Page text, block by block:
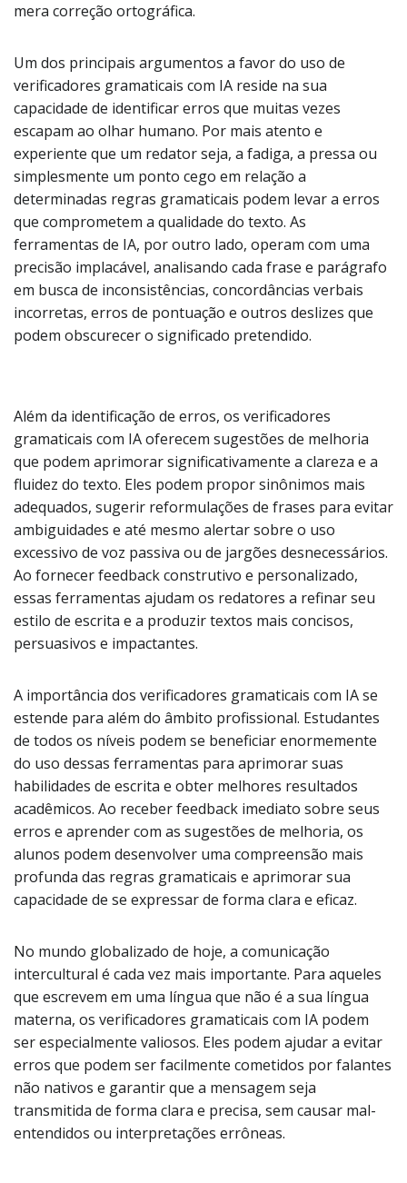
mera correção ortográfica.
Um dos principais argumentos a favor do uso de
verificadores gramaticais com IA reside na sua
capacidade de identificar erros que muitas vezes
escapam ao olhar humano. Por mais atento e
experiente que um redator seja, a fadiga, a pressa ou
simplesmente um ponto cego em relação a
determinadas regras gramaticais podem levar a erros
que comprometem a qualidade do texto. As
ferramentas de IA, por outro lado, operam com uma
precisão implacável, analisando cada frase e parágrafo
em busca de inconsistências, concordâncias verbais
incorretas, erros de pontuação e outros deslizes que
podem obscurecer o significado pretendido.
Além da identificação de erros, os verificadores
gramaticais com IA oferecem sugestões de melhoria
que podem aprimorar significativamente a clareza e a
fluidez do texto. Eles podem propor sinônimos mais
adequados, sugerir reformulações de frases para evitar
ambiguidades e até mesmo alertar sobre o uso
excessivo de voz passiva ou de jargões desnecessários.
Ao fornecer feedback construtivo e personalizado,
essas ferramentas ajudam os redatores a refinar seu
estilo de escrita e a produzir textos mais concisos,
persuasivos e impactantes.
A importância dos verificadores gramaticais com IA se
estende para além do âmbito profissional. Estudantes
de todos os níveis podem se beneficiar enormemente
do uso dessas ferramentas para aprimorar suas
habilidades de escrita e obter melhores resultados
acadêmicos. Ao receber feedback imediato sobre seus
erros e aprender com as sugestões de melhoria, os
alunos podem desenvolver uma compreensão mais
profunda das regras gramaticais e aprimorar sua
capacidade de se expressar de forma clara e eficaz.
No mundo globalizado de hoje, a comunicação
intercultural é cada vez mais importante. Para aqueles
que escrevem em uma língua que não é a sua língua
materna, os verificadores gramaticais com IA podem
ser especialmente valiosos. Eles podem ajudar a evitar
erros que podem ser facilmente cometidos por falantes
não nativos e garantir que a mensagem seja
transmitida de forma clara e precisa, sem causar mal-
entendidos ou interpretações errôneas.